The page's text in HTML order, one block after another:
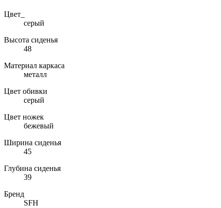
Цвет_
серый
Высота сиденья
48
Материал каркаса
металл
Цвет обивки
серый
Цвет ножек
бежевый
Ширина сиденья
45
Глубина сиденья
39
Бренд
SFH